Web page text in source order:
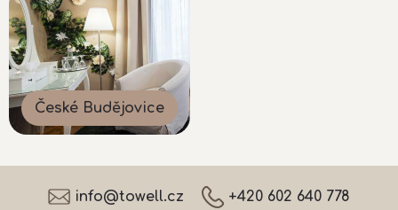
České Budějovice
info@towell.cz +420 602 640 778